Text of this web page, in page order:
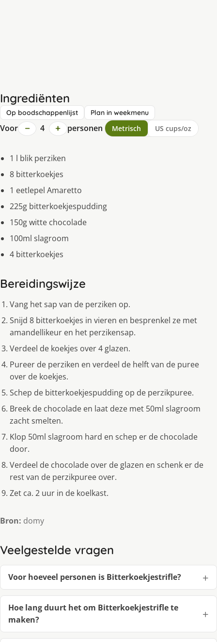
Ingrediënten
Op boodschappenlijst Plan in weekmenu
Voor − 4 + personen Metrisch US cups/oz
1 l blik perziken
8 bitterkoekjes
1 eetlepel Amaretto
225g bitterkoekjespudding
150g witte chocolade
100ml slagroom
4 bitterkoekjes
Bereidingswijze
Vang het sap van de perziken op.
Snijd 8 bitterkoekjes in vieren en besprenkel ze met
amandellikeur en het perzikensap.
Verdeel de koekjes over 4 glazen.
Pureer de perziken en verdeel de helft van de puree
over de koekjes.
Schep de bitterkoekjespudding op de perzikpuree.
Breek de chocolade en laat deze met 50ml slagroom
zacht smelten.
Klop 50ml slagroom hard en schep er de chocolade
door.
Verdeel de chocolade over de glazen en schenk er de
rest van de perzikpuree over.
Zet ca. 2 uur in de koelkast.
Bron: domy
Veelgestelde vragen
Voor hoeveel personen is Bitterkoekjestrifle?
Hoe lang duurt het om Bitterkoekjestrifle te
maken?